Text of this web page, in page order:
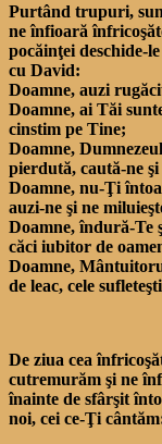
Purtând trupuri,
ne înfioară
pocăinţei deschide-
cu David:
Doamne, auzi
Doamne, ai Tăi
cinstim pe Tine;
Doamne,
pierdută, caută-ne
Doamne, nu-Ţi
auzi-ne şi ne
Doamne, îndură-Te
căci iubitor de
Doamne,
de leac, cele
De ziua cea
cutremurăm şi ne
înainte de sfârşit
noi, cei ce-Ţi